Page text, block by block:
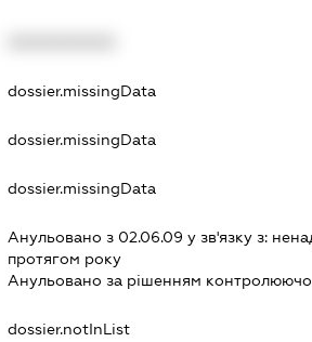
dossier.missingData
dossier.missingData
dossier.missingData
Анульовано з 02.06.09 у зв'язку з:
протягом року
Анульовано за рiшенням
dossier.notInList